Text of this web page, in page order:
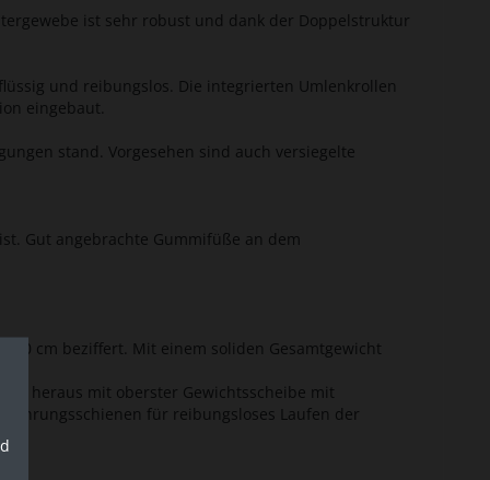
ist sehr robust und dank der Doppelstruktur
und reibungslos. Die integrierten Umlenkrollen
eingebaut.
stand. Vorgesehen sind auch versiegelte
Gut angebrachte Gummifüße an dem
cm beziffert. Mit einem soliden Gesamtgewicht
heraus mit oberster Gewichtsscheibe mit
für reibungsloses Laufen der